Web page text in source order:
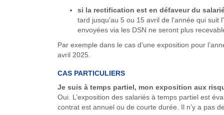
si la rectification est en défaveur du
tard jusqu'au 5 ou 15 avril de l'année qui suit
envoyées via les DSN ne seront plus
Par exemple dans le cas d’une exposition pour
avril 2025.
CAS PARTICULIERS
Je suis à temps partiel, mon exposition aux
Oui. L’exposition des salariés à temps partiel est
contrat est annuel ou de courte durée. Il n’y a pas